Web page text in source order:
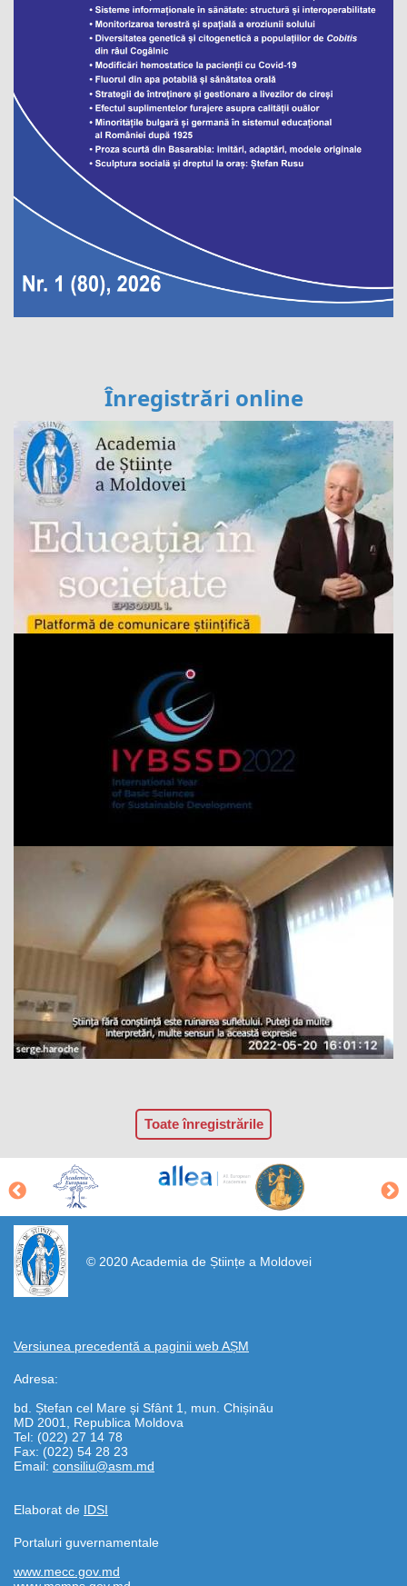
Înregistrări online
Toate înregistrările
© 2020 Academia de Științe a Moldovei
Versiunea precedentă a paginii web AȘM
Adresa:
bd. Ștefan cel Mare și Sfânt 1, mun. Chișinău
MD 2001, Republica Moldova
Tel: (022) 27 14 78
Fax: (022) 54 28 23
Email: consiliu@asm.md
Elaborat de IDSI
https://propletenie.ru/
Portaluri guvernamentale
www.mecc.gov.md